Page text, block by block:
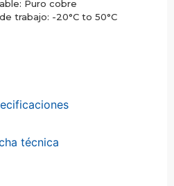
técnica
Puro cobre
trabajo: -20°C to 50°C